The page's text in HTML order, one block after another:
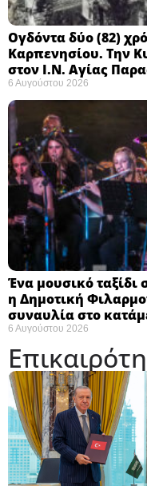
Ογδόντα δύο (82)
Καρπενησίου. Την
στον Ι.Ν. Αγίας
6 Αυγούστου 2026
Ένα μουσικό ταξίδι
η Δημοτική
συναυλία στο
6 Αυγούστου 2026